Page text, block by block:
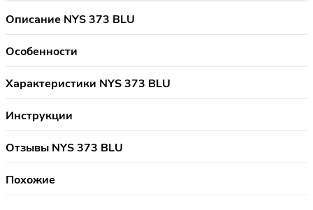
Описание NYS 373 BLU
Особенности
Характеристики NYS 373 BLU
Инструкции
Отзывы NYS 373 BLU
Похожие